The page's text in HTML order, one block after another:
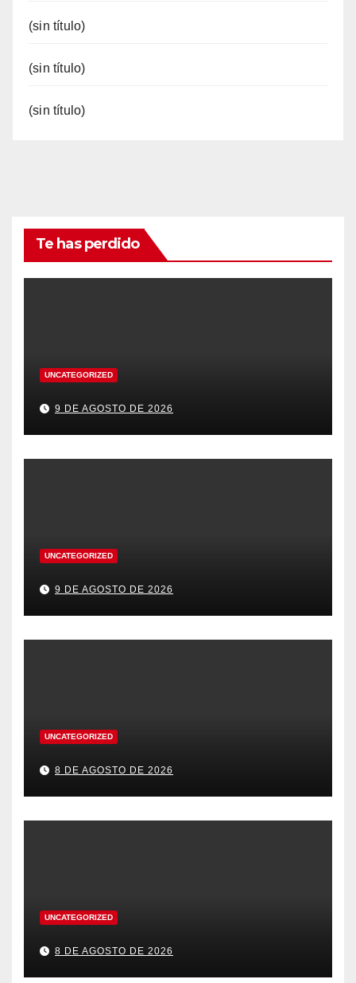
(sin título)
(sin título)
(sin título)
Te has perdido
UNCATEGORIZED
9 DE AGOSTO DE 2026
UNCATEGORIZED
9 DE AGOSTO DE 2026
UNCATEGORIZED
8 DE AGOSTO DE 2026
UNCATEGORIZED
8 DE AGOSTO DE 2026